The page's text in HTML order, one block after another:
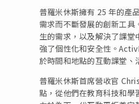
普羅米休斯擁有 25 年的產
需求而不斷發展的創新工
生的需求，以及解決了課
強了個性化和安全性。
於時間和地點的互動課堂、
普羅米休斯首席營收官
點，從他們在教育科技和